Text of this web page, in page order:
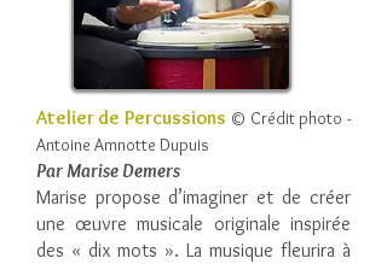
Atelier de Percussions © Crédit photo -
Antoine Amnotte Dupuis
Par Marise Demers
Marise propose d’imaginer et de créer
une œuvre musicale originale inspirée
des « dix mots ». La musique fleurira à